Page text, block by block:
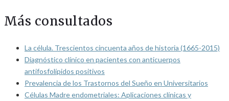
Más consultados
La célula. Trescientos cincuenta años de historia (1665-2015)
Diagnóstico clínico en pacientes con anticuerpos
antifosfolípidos positivos
Prevalencia de los Trastornos del Sueño en Universitarios
Células Madre endometriales: Aplicaciones clínicas y